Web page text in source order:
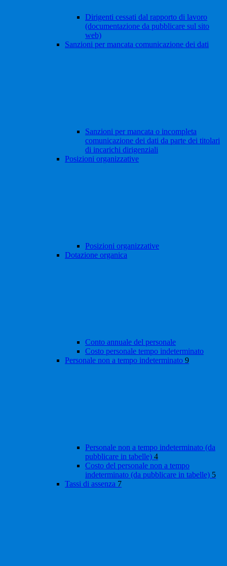
Dirigenti cessati dal rapporto di lavoro
(documentazione da pubblicare sul sito
web)
Sanzioni per mancata comunicazione dei dati
Sanzioni per mancata o incompleta
comunicazione dei dati da parte dei titolari
di incarichi dirigenziali
Posizioni organizzative
Posizioni organizzative
Dotazione organica
Conto annuale del personale
Costo personale tempo indeterminato
Personale non a tempo indeterminato 9
Personale non a tempo indeterminato (da
pubblicare in tabelle) 4
Costo del personale non a tempo
indeterminato (da pubblicare in tabelle) 5
Tassi di assenza 7